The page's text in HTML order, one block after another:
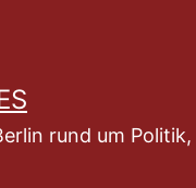
rund um